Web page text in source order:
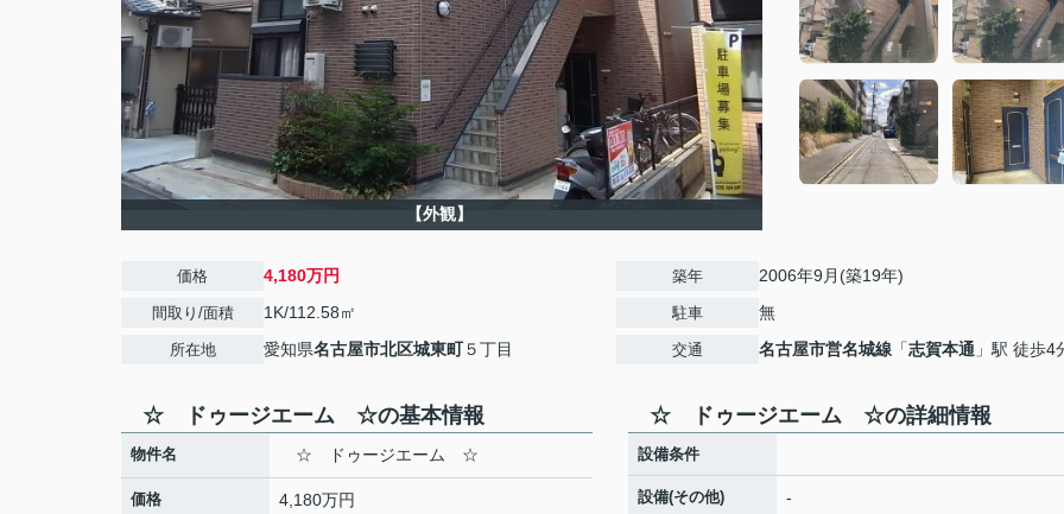
【外観】
価格 4,180万円
間取り/面積 1K/112.58㎡
所在地 愛知県名古屋市北区城東町５丁目
築年 2006年9月(築19年)
駐車 無
交通 名古屋市営名城線 「志賀本通 」駅 徒歩4
☆ ドゥージエーム ☆の基本情報
物件名 ☆ ドゥージエーム ☆
価格 4,180万円
☆ ドゥージエーム ☆の詳細情報
設備条件
設備(その他) -